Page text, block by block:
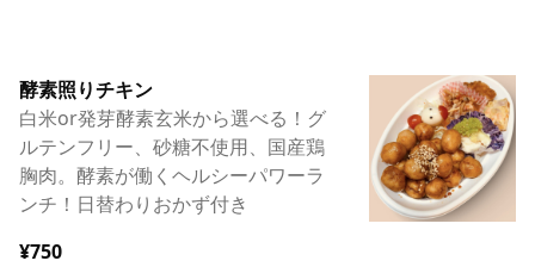
酵素照りチキン
白米or発芽酵素玄米から選べる！グ
ルテンフリー、砂糖不使用、国産鶏
胸肉。酵素が働くヘルシーパワーラ
ンチ！日替わりおかず付き
¥750